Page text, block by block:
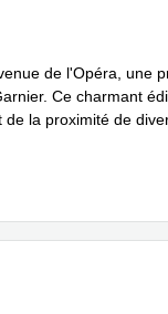
de l'Opéra, une
Ce charmant
la proximité de